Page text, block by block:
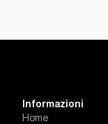
Informazioni
Home